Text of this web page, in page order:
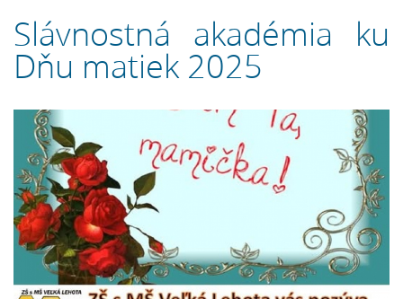
Slávnostná akadémia ku
Dňu matiek 2025